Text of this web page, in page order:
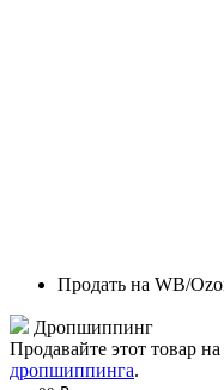
Продать на WB/
Дропшиппинг
Продавайте этот товар
дропшиппинга.